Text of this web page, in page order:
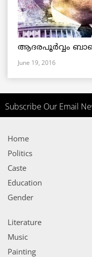
ആദരപൂര്‍വ്വം
June 19, 2016
Subscribe Our Email
Home
Politics
Caste
Education
Gender
Literature
Music
Painting